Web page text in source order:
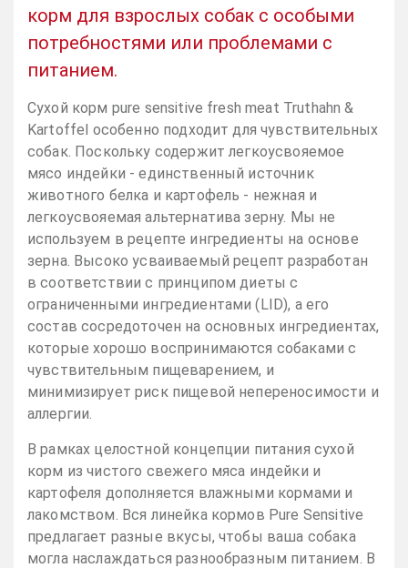
корм для взрослых собак с особыми
потребностями или проблемами с
питанием.
Сухой корм pure sensitive fresh meat Truthahn &
Kartoffel особенно подходит для чувствительных
собак. Поскольку содержит легкоусвояемое
мясо индейки - единственный источник
животного белка и картофель - нежная и
легкоусвояемая альтернатива зерну. Мы не
используем в рецепте ингредиенты на основе
зерна. Высоко усваиваемый рецепт разработан
в соответствии с принципом диеты с
ограниченными ингредиентами (LID), а его
состав сосредоточен на основных ингредиентах,
которые хорошо воспринимаются собаками с
чувствительным пищеварением, и
минимизирует риск пищевой непереносимости и
аллергии.
В рамках целостной концепции питания сухой
корм из чистого свежего мяса индейки и
картофеля дополняется влажными кормами и
лакомством. Вся линейка кормов Pure Sensitive
предлагает разные вкусы, чтобы ваша собака
могла наслаждаться разнообразным питанием. В